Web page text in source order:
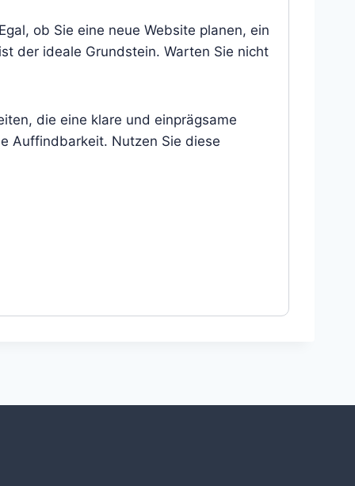
ob Sie eine neue Website planen, ein
der ideale Grundstein. Warten Sie nicht
die eine klare und einprägsame
Auffindbarkeit. Nutzen Sie diese